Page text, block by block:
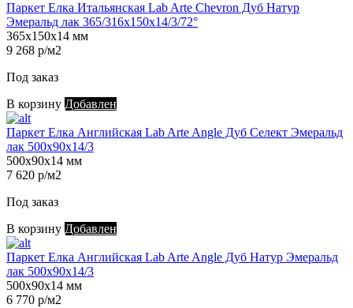
Паркет Елка Итальянская Lab Arte Chevron Дуб Натур
Эмеральд лак 365/316х150х14/3/72°
365х150х14 мм
9 268 р/м2
Под заказ
В корзину Добавлен
Паркет Елка Английская Lab Arte Angle Дуб Селект Эмеральд
лак 500х90х14/3
500х90х14 мм
7 620 р/м2
Под заказ
В корзину Добавлен
Паркет Елка Английская Lab Arte Angle Дуб Натур Эмеральд
лак 500х90х14/3
500х90х14 мм
6 770 р/м2